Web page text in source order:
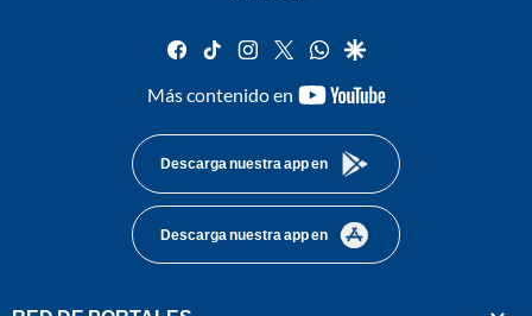
facebook
tiktok instagram
twitterwhatsapp
google
Más contenido en
youtube-
Descarga nuestra app en
Descarga nuestra app en